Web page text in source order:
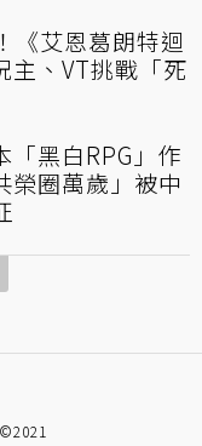
《艾恩葛朗特迴
主、VT挑戰「死
「黑白RPG」作
榮圈萬歲」被中